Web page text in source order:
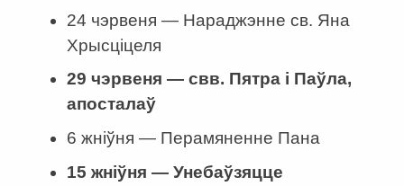
24 чэрвеня — Нараджэнне св. Яна
Хрысціцеля
29 чэрвеня — свв. Пятра і Паўла,
апосталаў
6 жніўня — Перамяненне Пана
15 жніўня — Унебаўзяцце